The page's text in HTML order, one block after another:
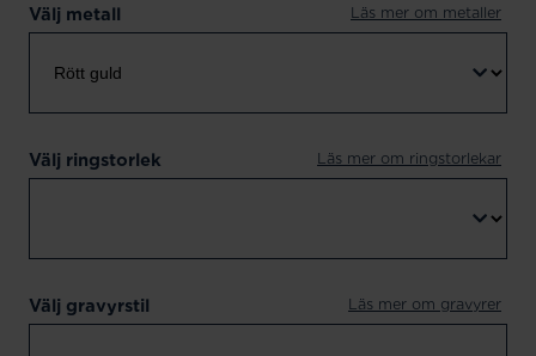
Välj metall Läs mer om metaller
Välj ringstorlek Läs mer om ringstorlekar
Välj gravyrstil Läs mer om gravyrer